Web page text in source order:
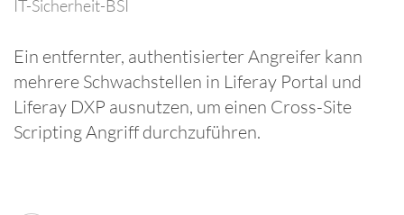
IT-Sicherheit-BSI
Ein entfernter, authentisierter Angreifer kann
mehrere Schwachstellen in Liferay Portal und
Liferay DXP ausnutzen, um einen Cross-Site
Scripting Angriff durchzuführen.